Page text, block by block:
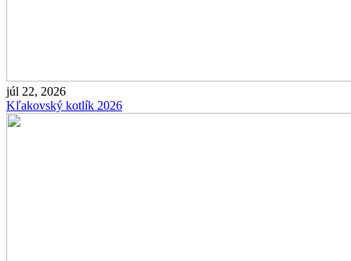
júl 22, 2026
Kľakovský kotlík 2026